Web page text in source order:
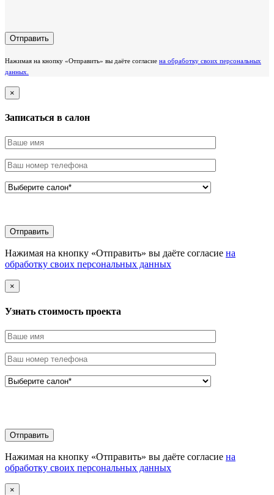
Нажимая на кнопку «Отправить» вы даёте согласие на обработку своих персональных
данных.
×
Записаться в салон
Нажимая на кнопку «Отправить» вы даёте согласие на
обработку своих персональных данных
×
Узнать стоимоcть проекта
Нажимая на кнопку «Отправить» вы даёте согласие на
обработку своих персональных данных
×